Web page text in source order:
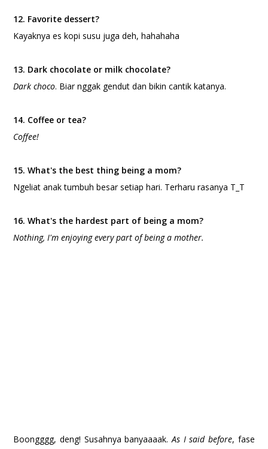
12. Favorite dessert?
Kayaknya es kopi susu juga deh, hahahaha
13. Dark chocolate or milk chocolate?
Dark choco. Biar nggak gendut dan bikin cantik katanya.
14. Coffee or tea?
Coffee!
15. What's the best thing being a mom?
Ngeliat anak tumbuh besar setiap hari. Terharu rasanya T_T
16. What's the hardest part of being a mom?
Nothing, I'm enjoying every part of being a mother.
Boongggg, deng! Susahnya banyaaaak. As I said before, fase